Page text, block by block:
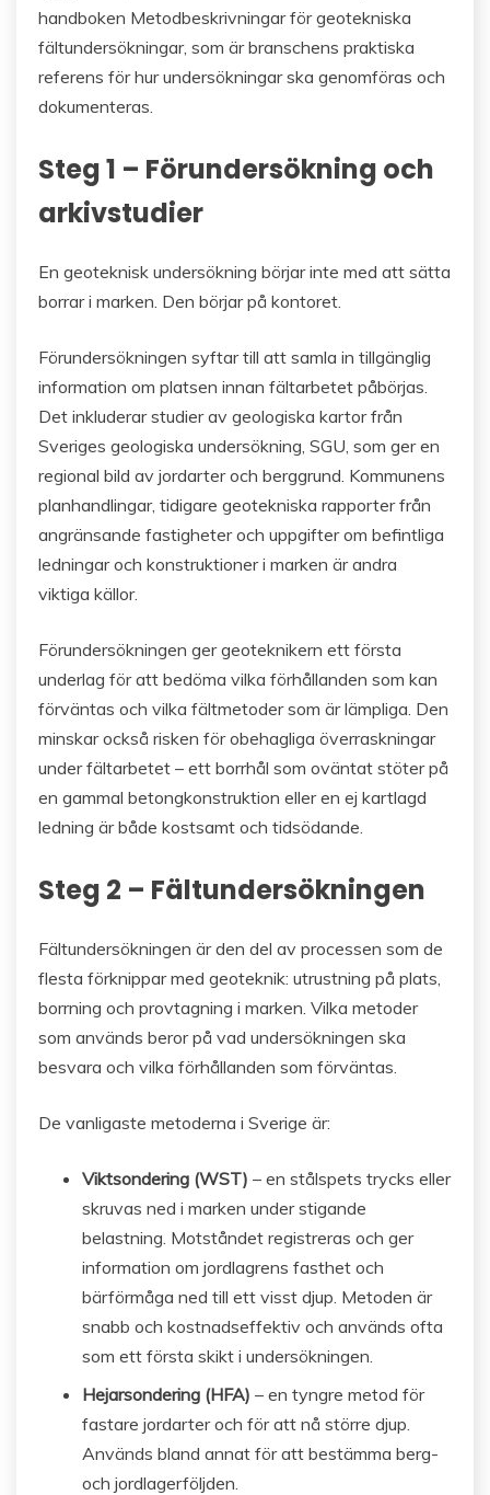
handboken Metodbeskrivningar för geotekniska
fältundersökningar, som är branschens praktiska
referens för hur undersökningar ska genomföras och
dokumenteras.
Steg 1 – Förundersökning och
arkivstudier
En geoteknisk undersökning börjar inte med att sätta
borrar i marken. Den börjar på kontoret.
Förundersökningen syftar till att samla in tillgänglig
information om platsen innan fältarbetet påbörjas.
Det inkluderar studier av geologiska kartor från
Sveriges geologiska undersökning, SGU, som ger en
regional bild av jordarter och berggrund. Kommunens
planhandlingar, tidigare geotekniska rapporter från
angränsande fastigheter och uppgifter om befintliga
ledningar och konstruktioner i marken är andra
viktiga källor.
Förundersökningen ger geoteknikern ett första
underlag för att bedöma vilka förhållanden som kan
förväntas och vilka fältmetoder som är lämpliga. Den
minskar också risken för obehagliga överraskningar
under fältarbetet – ett borrhål som oväntat stöter på
en gammal betongkonstruktion eller en ej kartlagd
ledning är både kostsamt och tidsödande.
Steg 2 – Fältundersökningen
Fältundersökningen är den del av processen som de
flesta förknippar med geoteknik: utrustning på plats,
borrning och provtagning i marken. Vilka metoder
som används beror på vad undersökningen ska
besvara och vilka förhållanden som förväntas.
De vanligaste metoderna i Sverige är:
Viktsondering (WST) – en stålspets trycks eller
skruvas ned i marken under stigande
belastning. Motståndet registreras och ger
information om jordlagrens fasthet och
bärförmåga ned till ett visst djup. Metoden är
snabb och kostnadseffektiv och används ofta
som ett första skikt i undersökningen.
Hejarsondering (HFA) – en tyngre metod för
fastare jordarter och för att nå större djup.
Används bland annat för att bestämma berg-
och jordlagerföljden.